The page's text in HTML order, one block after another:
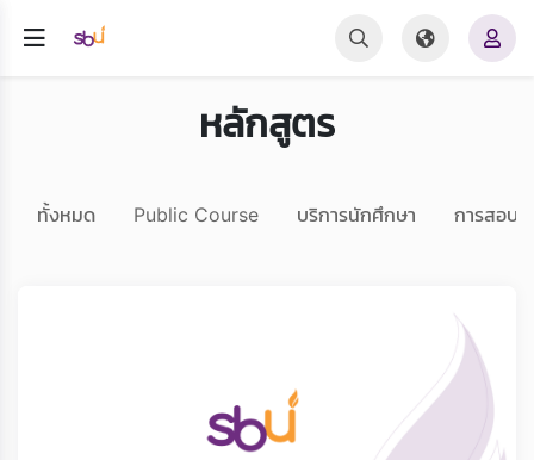
หลักสูตร
ทั้งหมด Public Course บริการนักศึกษา การสอบ